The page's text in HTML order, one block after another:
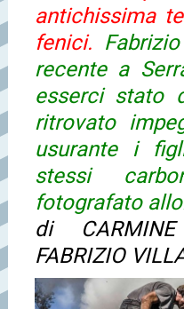
antichissima
fenici.
recente a
esserci stato
ritrovato
usurante i
stessi
fotografato
di
FABRIZIO